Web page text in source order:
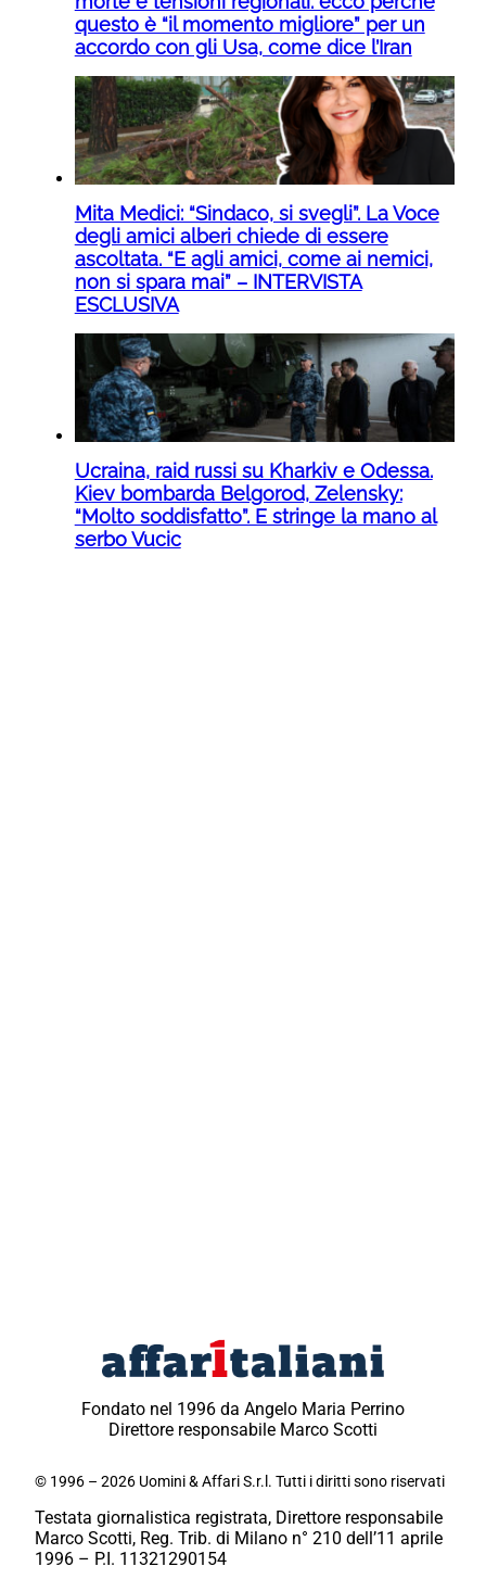
questo è “il momento migliore” per un
accordo con gli Usa, come dice l’Iran
Mita Medici: “Sindaco, si svegli”. La Voce
degli amici alberi chiede di essere
ascoltata. “E agli amici, come ai nemici,
non si spara mai” – INTERVISTA
ESCLUSIVA
Ucraina, raid russi su Kharkiv e Odessa.
Kiev bombarda Belgorod, Zelensky:
“Molto soddisfatto”. E stringe la mano al
serbo Vucic
Fondato nel 1996 da Angelo Maria Perrino
Direttore responsabile Marco Scotti
© 1996 – 2026 Uomini & Affari S.r.l. Tutti i diritti sono riservati
Testata giornalistica registrata, Direttore responsabile
Marco Scotti, Reg. Trib. di Milano n° 210 dell’11 aprile
1996 – P.I. 11321290154